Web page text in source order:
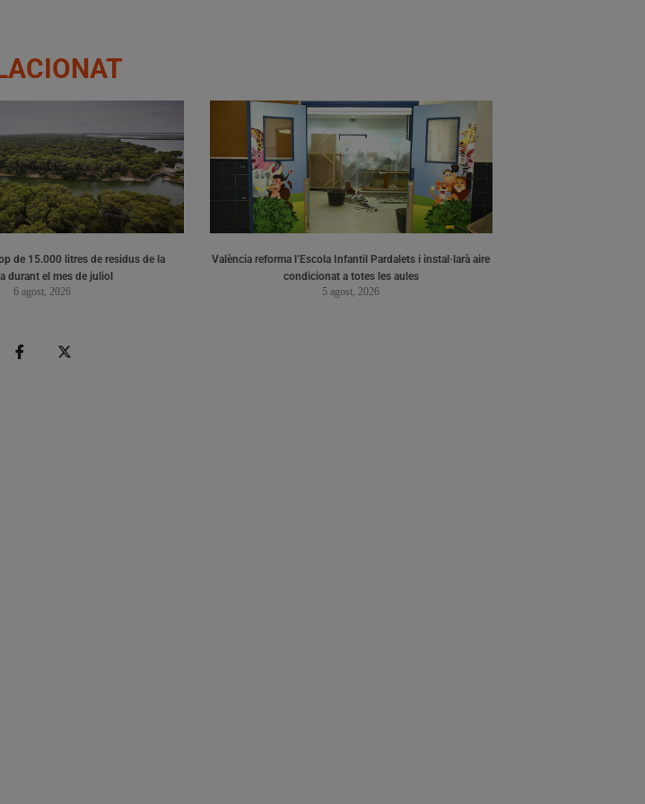
de 15.000 litres de residus de la
durant el mes de juliol
6 agost, 2026
València reforma l’Escola Infantil Pardalets i instal·larà aire
condicionat a totes les aules
5 agost, 2026